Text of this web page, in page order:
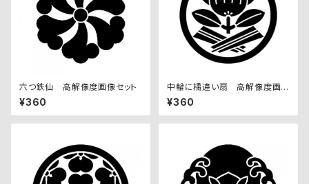
六つ鉄仙 高解像度画像セット
¥360
中輪に橘違い扇 高解像度画
像セット
¥360